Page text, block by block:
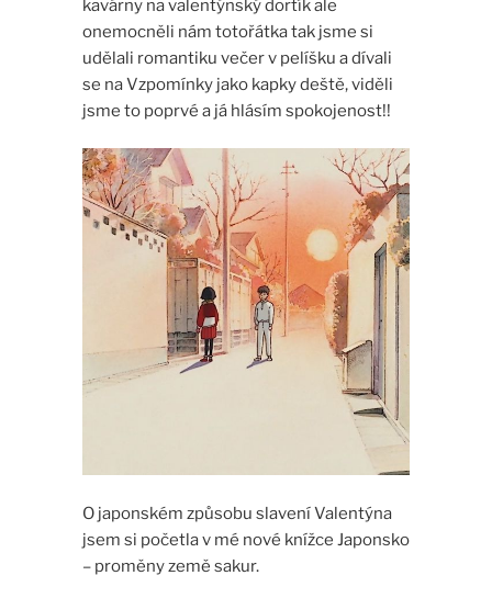
kavárny na valentýnský dortík ale
onemocněli nám totořátka tak jsme si
udělali romantiku večer v pelíšku a dívali
se na Vzpomínky jako kapky deště, viděli
jsme to poprvé a já hlásím spokojenost!!
O japonském způsobu slavení Valentýna
jsem si početla v mé nové knížce Japonsko
– proměny země sakur.